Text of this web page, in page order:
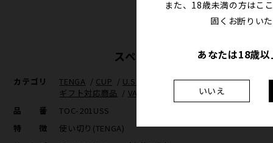
スペック
カテゴリ TENGA / CUP / U.S.TENGA /使い切り(TENGA)/e
ギフト対応商品 / VARIATIONS（CUP）
品番
TOC-201USS
特徴
使い切り(TENGA)
また、18歳未満の方はこ
固くお断りい
あなたは18歳
いいえ